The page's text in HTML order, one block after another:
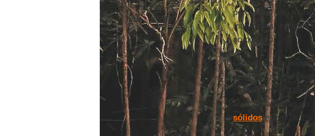
percentual de
municípios, estados
no período.
Dentre os
aumento no
(2.903) em 2011
área de atuação do
sólidose, em 25,2%